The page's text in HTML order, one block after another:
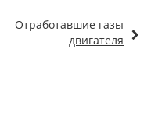
Отработавшие газы
двигателя